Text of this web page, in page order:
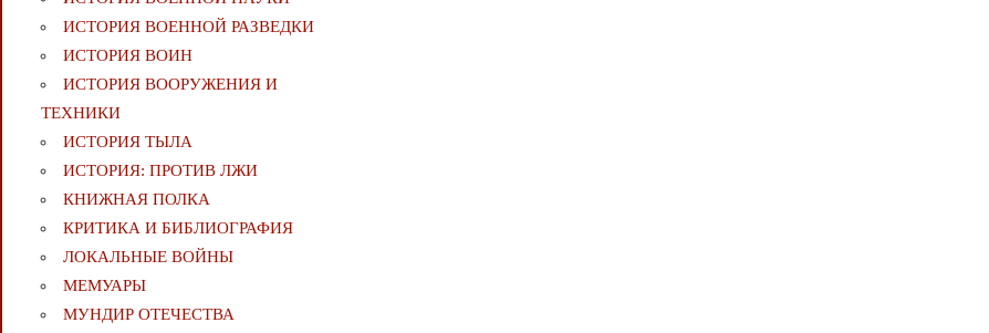
ИСТОРИЯ ВОЕННОЙ РАЗВЕДКИ
ИСТОРИЯ ВОИН
ИСТОРИЯ ВООРУЖЕНИЯ И
ТЕХНИКИ
ИСТОРИЯ ТЫЛА
ИСТОРИЯ: ПРОТИВ ЛЖИ
КНИЖНАЯ ПОЛКА
КРИТИКА И БИБЛИОГРАФИЯ
ЛОКАЛЬНЫЕ ВОЙНЫ
МЕМУАРЫ
МУНДИР ОТЕЧЕСТВА